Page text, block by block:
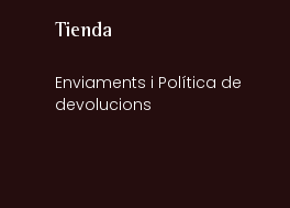
Tienda
Enviaments i Política de
devolucions